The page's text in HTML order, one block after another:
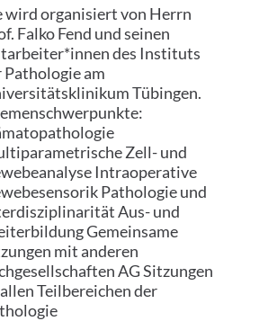
wird organisiert von Herrn
Falko Fend und seinen
des Instituts
Pathologie am
Tübingen.
Zell- und
Intraoperative
Pathologie und
Aus- und
Gemeinsame
mit anderen
AG Sitzungen
Teilbereichen der